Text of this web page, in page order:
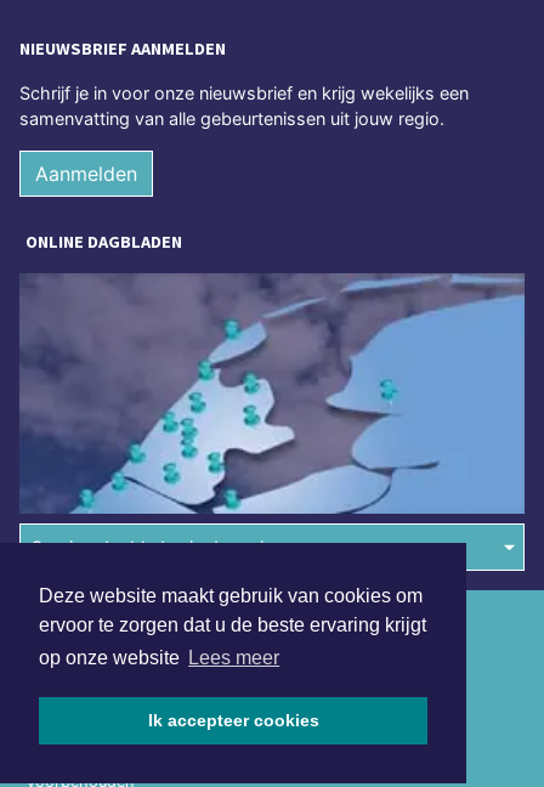
Deze website maakt gebruik van cookies om
ervoor te zorgen dat u de beste ervaring krijgt
op onze website Lees meer
Ik accepteer cookies
NIEUWSBRIEF AANMELDEN
Schrijf je in voor onze nieuwsbrief en krijg wekelijks een
samenvatting van alle gebeurtenissen uit jouw regio.
Aanmelden
ONLINE DAGBLADEN
Overige dagbladen in de regio
voorbehouden
Algemene voorwaarden
Disclaimer